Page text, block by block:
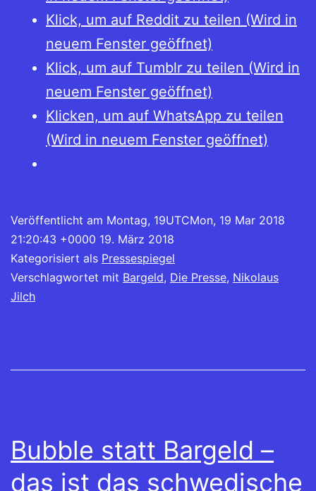
Klick, um auf Reddit zu teilen (Wird in
neuem Fenster geöffnet)
Klick, um auf Tumblr zu teilen (Wird in
neuem Fenster geöffnet)
Klicken, um auf WhatsApp zu teilen
(Wird in neuem Fenster geöffnet)
Veröffentlicht am Montag, 19UTCMon, 19 Mar 2018
21:20:43 +0000 19. März 2018
Kategorisiert als Pressespiegel
Verschlagwortet mit Bargeld, Die Presse, Nikolaus
Jilch
Bubble statt Bargeld –
das ist das schwedische